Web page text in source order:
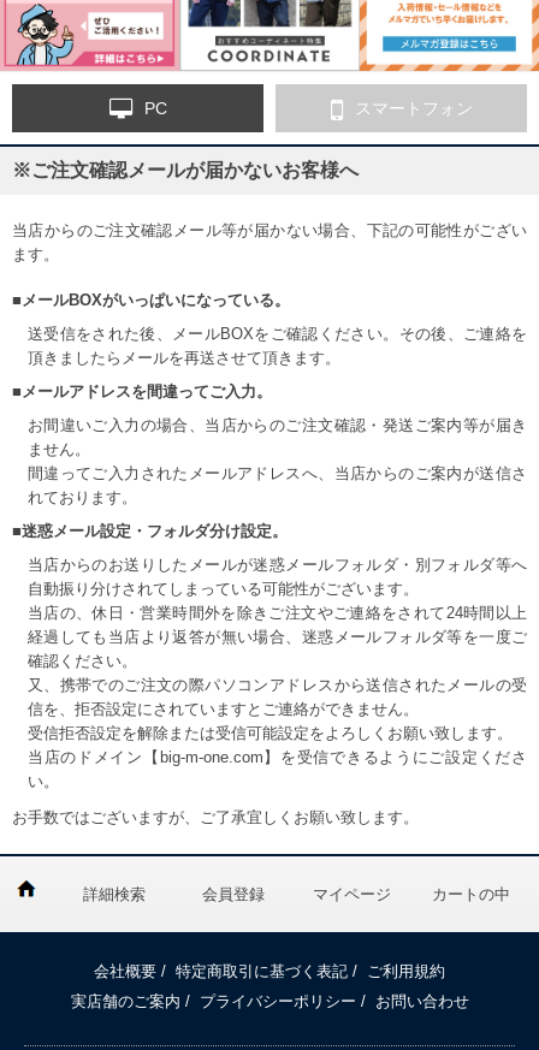
PC スマートフォン
※ご注文確認メールが届かないお客様へ
当店からのご注文確認メール等が届かない場合、下記の可能性がござい
ます。
■メールBOXがいっぱいになっている。
送受信をされた後、メールBOXをご確認ください。その後、ご連絡を
頂きましたらメールを再送させて頂きます。
■メールアドレスを間違ってご入力。
お間違いご入力の場合、当店からのご注文確認・発送ご案内等が届き
ません。
間違ってご入力されたメールアドレスへ、当店からのご案内が送信さ
れております。
■迷惑メール設定・フォルダ分け設定。
当店からのお送りしたメールが迷惑メールフォルダ・別フォルダ等へ
自動振り分けされてしまっている可能性がございます。
当店の、休日・営業時間外を除きご注文やご連絡をされて24時間以上
経過しても当店より返答が無い場合、迷惑メールフォルダ等を一度ご
確認ください。
又、携帯でのご注文の際パソコンアドレスから送信されたメールの受
信を、拒否設定にされていますとご連絡ができません。
受信拒否設定を解除または受信可能設定をよろしくお願い致します。
当店のドメイン【big-m-one.com】を受信できるようにご設定くださ
い。
お手数ではございますが、ご了承宜しくお願い致します。
詳細検索 会員登録 マイページ カートの中
会社概要 / 特定商取引に基づく表記 /
ご利用規約
実店舗のご案内 / プライバシーポリシー / お問い合わせ